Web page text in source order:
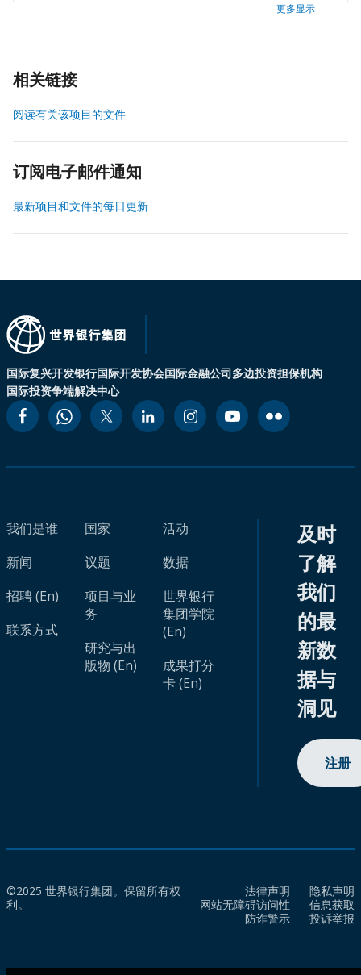
更多显示
相关链接
阅读有关该项目的文件
订阅电子邮件通知
最新项目和文件的每日更新
国际复兴开发银行国际开发协会国际金融公司多边投资担保机构
国际投资争端解决中心
我们是谁
新闻
招聘 (En)
联系方式
国家
议题
项目与业
务
研究与出
版物 (En)
活动
数据
世界银行
集团学院
(En)
成果打分
卡 (En)
及时
了解
我们
的最
新数
据与
洞见
注册
©2025 世界银行集团。保留所有权
利。
法律声明
隐私声明
网站无障碍访问性
信息获取
防诈警示
投诉举报